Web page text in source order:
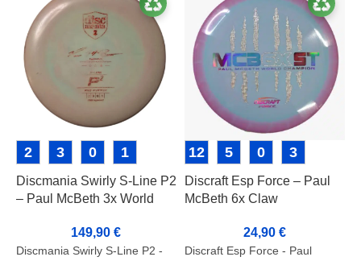
2 3 0 1
Discmania Swirly S-Line P2
– Paul McBeth 3x World
149,90€
Discmania Swirly S-Line P2 -
12 5 0 3
Discraft Esp Force – Paul
McBeth 6x Claw
24,90 €
Discraft Esp Force - Paul